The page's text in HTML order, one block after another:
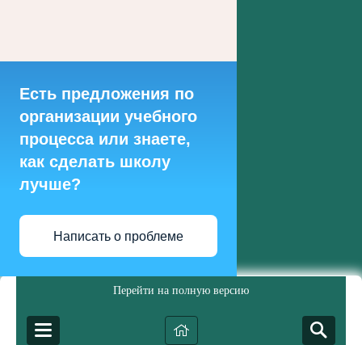
Есть предложения по
организации учебного
процесса или знаете,
как сделать школу
лучше?
Написать о проблеме
Перейти на полную версию